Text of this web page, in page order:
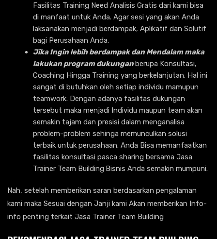
Fasilitas Training Need Analisis Gratis dari kami bisa
di manfaat untuk Anda. Agar sesi yang akan Anda
laksanakan menjadi berdampak, Aplikatif dan Solutif
bagi Perusahaan Anda.
Jika Ingin lebih berdampak dan Mendalam maka
lakukan program dukunganberupa Konsultasi,
Coaching Hingga Training yang berkelanjutan. Hal ini
sangat di butuhkan oleh setiap individu mamupun
teamwork. Dengan adanya fasilitas dukungan
tersebut maka menjadi Individu maupun team akan
semakin tajam dan presisi dalam menganalisa
problem-problem sehinga memunculkan solusi
terbaik untuk perusahaan. Anda Bisa memanfaatkan
fasilitas konsultasi pasca sharing bersama Jasa
Trainer Team Building Bisnis Anda semakin mumpuni.
Nah, setelah memberikan saran berdasarkan pengalaman
kami maka Sesuai dengan Janji kami Akan memberikan Info-
info penting terkait Jasa Trainer Team Building